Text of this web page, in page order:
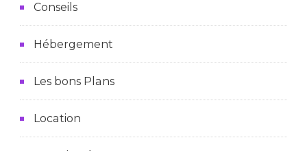
Conseils
Hébergement
Les bons Plans
Location